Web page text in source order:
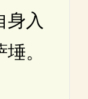
身入
。